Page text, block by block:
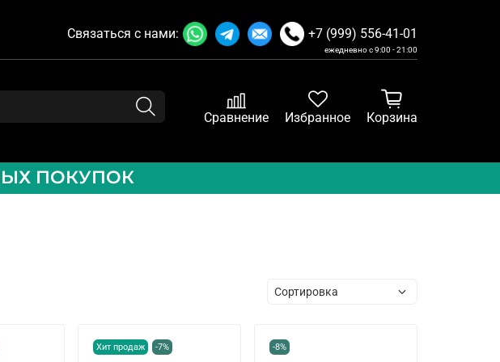
Связаться с нами: +7 (999) 556-41-01
ежедневно с 9:00 - 21:00
Сравнение Избранное Корзина
ПОКУПОК
Хит продаж -7% -8%